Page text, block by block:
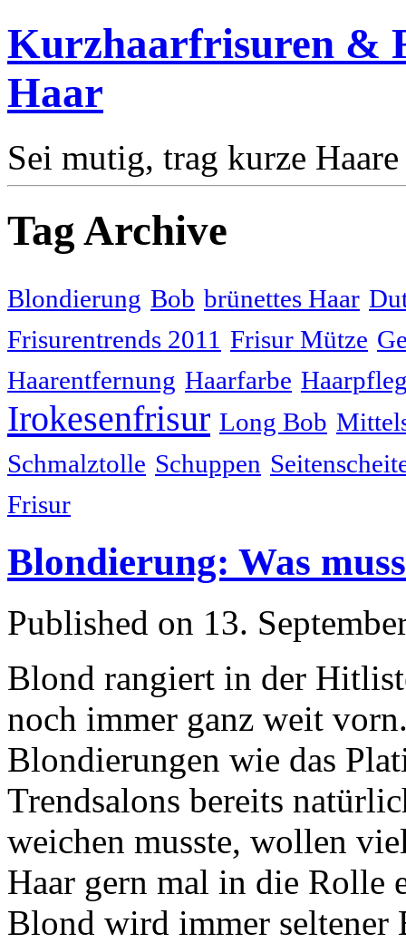
Kurzhaarfrisuren &
Haar
Sei mutig, trag kurze Haare
Tag Archive
Blondierung Bob brünettes Haar
Frisurentrends 2011 Frisur Mütze
Haarentfernung Haarfarbe
Irokesenfrisur Long Bob
Schmalztolle Schuppen
Frisur
Blondierung: Was
Published on 13.
Blond rangiert in der
noch immer ganz weit
Blondierungen wie das
Trendsalons bereits
weichen musste, wollen
Haar gern mal in die Rolle
Blond wird immer